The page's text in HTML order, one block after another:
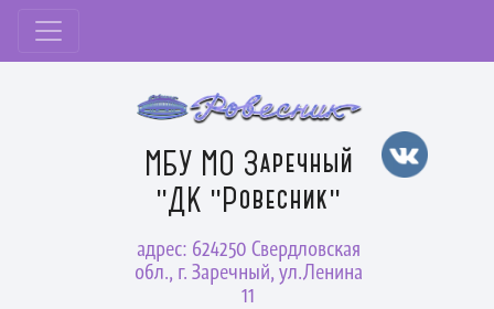
МБУ МО Заречный
"ДК "Ровесник"
адрес: 624250 Свердловская
обл., г. Заречный, ул.Ленина
11